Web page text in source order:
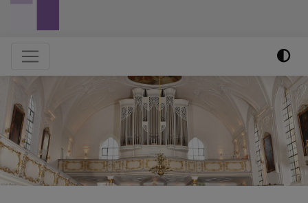
Hauptnavigation